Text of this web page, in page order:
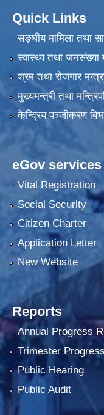
Quick Links
सङ्घीय मामिला तथा
स्वास्थ्य तथा जनसंख्या
श्रम तथा रोजगार
मुख्यमन्त्री तथा
केन्द्रिय पञ्जीकरण
eGov services
Vital Registration
Social Security
Citizen Charter
Application Letter
New Website
Reports
Annual Progress
Trimester
Public Hearing
Public Audit